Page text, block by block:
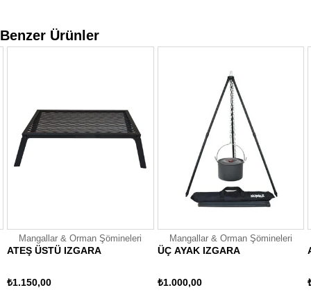
Benzer Ürünler
Mangallar & Orman Şömineleri
ATEŞ ÜSTÜ IZGARA
₺1.150,00
Mangallar & Orman Şömineleri
ÜÇ AYAK IZGARA
₺1.000,00